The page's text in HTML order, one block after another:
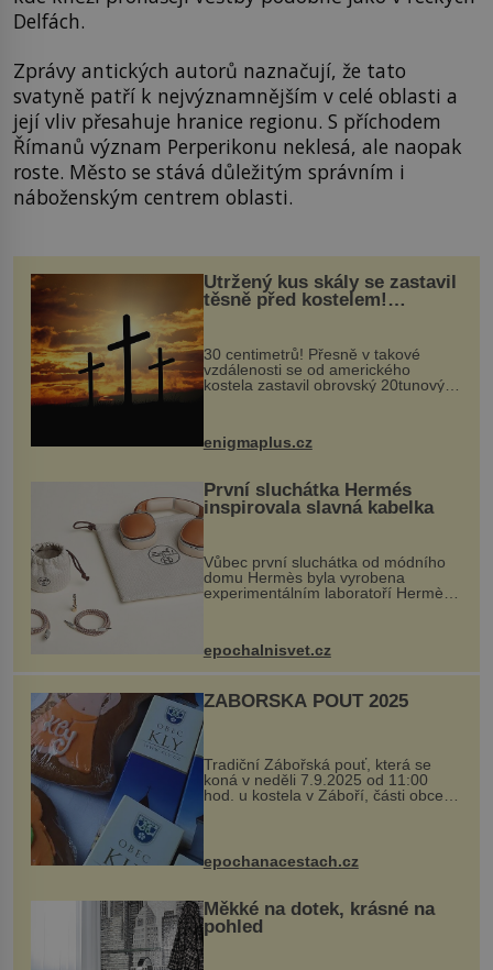
Delfách.
Zprávy antických autorů naznačují, že tato
svatyně patří k nejvýznamnějším v celé oblasti a
její vliv přesahuje hranice regionu. S příchodem
Římanů význam Perperikonu neklesá, ale naopak
roste. Město se stává důležitým správním i
náboženským centrem oblasti.
Utržený kus skály se zastavil
těsně před kostelem!
Ochránila ho boží síla?
30 centimetrů! Přesně v takové
vzdálenosti se od amerického
kostela zastavil obrovský 20tunový
...
enigmaplus.cz
První sluchátka Hermés
inspirovala slavná kabelka
Vůbec první sluchátka od módního
domu Hermès byla vyrobena
experimentálním laboratoří Hermès
kovový...
epochalnisvet.cz
ZÁBOŘSKÁ POUŤ 2025
Tradiční Zábořská pouť, která se
koná v neděli 7.9.2025 od 11:00
hod. u kostela v Záboří, části obce
Kly u Mělníka. V programu naleznete
komentovanou prohlídku kostela,
epochanacestach.cz
Měkké na dotek, krásné na
pohled